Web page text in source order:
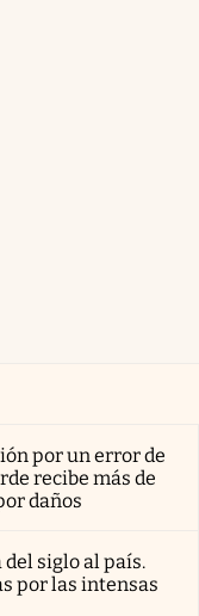
por un error de
recibe más de
daños
siglo al país.
por las intensas